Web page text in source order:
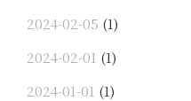
2024-02-05 (1)
2024-02-01 (1)
2024-01-01 (1)